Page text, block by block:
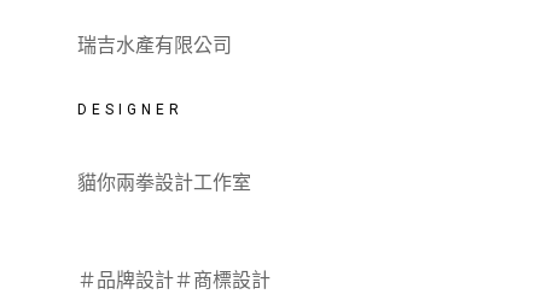
瑞吉水產有限公司
DESIGNER
貓你兩拳設計工作室
＃品牌設計＃商標設計